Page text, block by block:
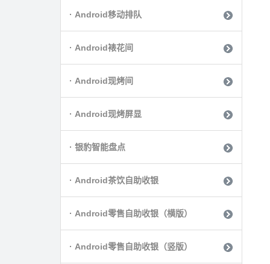
· Android移动排队
· Android裱花间
· Android现烤间
· Android现烤屏显
· 银豹智能盘点
· Android茶饮自助收银
· Android零售自助收银（横版）
· Android零售自助收银（竖版）